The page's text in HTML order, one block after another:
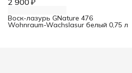
2 900 ₽
Воск-лазурь GNature 476
Wohnraum-Wachslasur белый 0,75 л